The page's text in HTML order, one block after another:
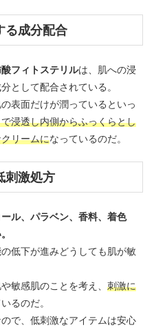
る成分配合
フィトステリルは、肌への浸
として配合されている。
表面だけが潤っているといっ
浸透し内側からふっくらとし
リームになっているのだ。
刺激処方
ル、パラベン、香料、着色
低下が進みどうしても肌が敏
敏感肌のことを考え、 刺激に
るのだ。
で、低刺激なアイテムは安心